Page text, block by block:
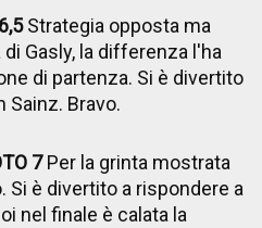
Strategia opposta ma
Gasly, la differenza l'ha
di partenza. Si è divertito
Sainz. Bravo.
7Per la grinta mostrata
Si è divertito a rispondere a
nel finale è calata la